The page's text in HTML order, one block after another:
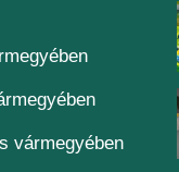
vármegyében